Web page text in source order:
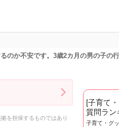
のか不安です。3歳2カ月の男の子の
を担保するものではあり
[子育て
質問ラン
子育て・グ